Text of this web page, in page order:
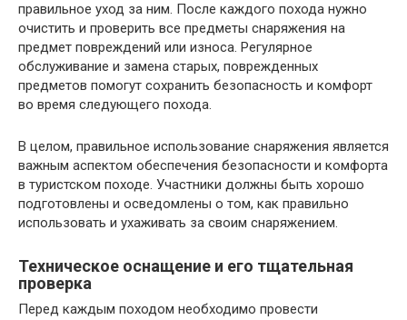
правильное уход за ним. После каждого похода нужно
очистить и проверить все предметы снаряжения на
предмет повреждений или износа. Регулярное
обслуживание и замена старых, поврежденных
предметов помогут сохранить безопасность и комфорт
во время следующего похода.
В целом, правильное использование снаряжения является
важным аспектом обеспечения безопасности и комфорта
в туристском походе. Участники должны быть хорошо
подготовлены и осведомлены о том, как правильно
использовать и ухаживать за своим снаряжением.
Техническое оснащение и его тщательная
проверка
Перед каждым походом необходимо провести